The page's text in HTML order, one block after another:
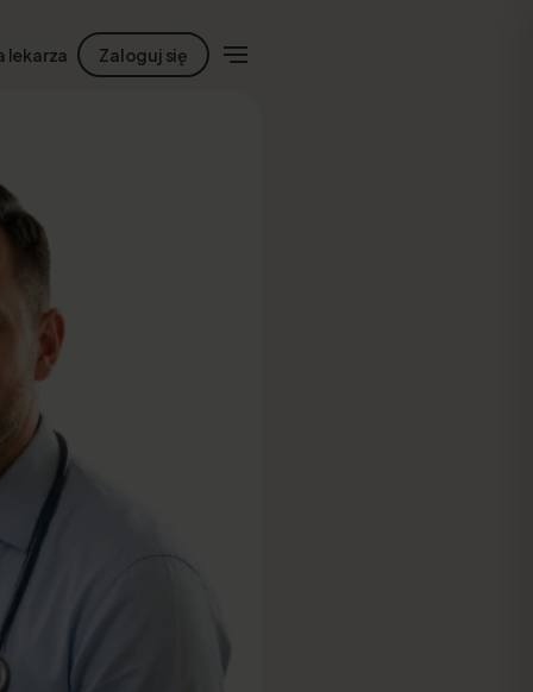
lekarza Zaloguj się